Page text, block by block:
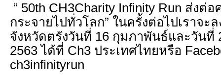
“ 50th CH3Charity Infinity Run ส่งต่
กระจายไปทั่วโลก” ในครั้งต่อไปเราจะ
จังหวัดตรังวันที่ 16 กุมภาพันธ์และวันที่
2563 ได้ที่ Ch3 ประเทศไทยหรือ
ch3infinityrun